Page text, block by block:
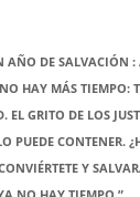
DE SALVACIÓN :
HAY MÁS TIEMPO:
GRITO DE LOS
PUEDE CONTENER.
Y